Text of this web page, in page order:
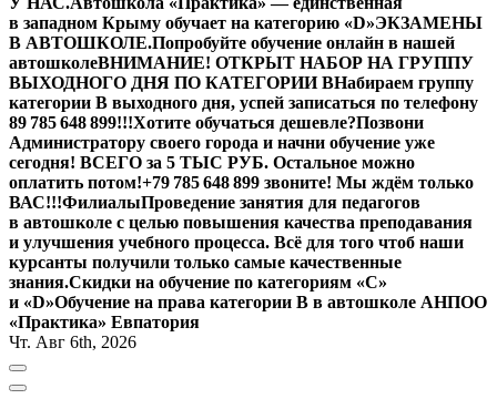
в западном Крыму обучает на категорию «D»ЭКЗАМЕНЫ
В АВТОШКОЛЕ.Попробуйте обучение онлайн в нашей
автошколеВНИМАНИЕ! ОТКРЫТ НАБОР НА ГРУППУ
ВЫХОДНОГО ДНЯ ПО КАТЕГОРИИ ВНабираем группу
категории В выходного дня, успей записаться по телефону
89 785 648 899!!!Хотите обучаться дешевле?Позвони
Администратору своего города и начни обучение уже
сегодня! ВСЕГО за 5 ТЫС РУБ. Остальное можно
оплатить потом!+79 785 648 899 звоните! Мы ждём только
ВАС!!!ФилиалыПроведение занятия для педагогов
в автошколе с целью повышения качества преподавания
и улучшения учебного процесса. Всё для того чтоб наши
курсанты получили только самые качественные
знания.Скидки на обучение по категориям «С»
и «D»Обучение на права категории B в автошколе АНПОО
«Практика» Евпатория
Чт. Авг 6th, 2026